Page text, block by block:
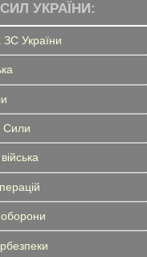
УКРАЇНИ:
ЗС України
Сили